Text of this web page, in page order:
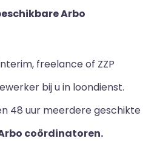
Arbo
freelance of ZZP
bij u in loondienst.
48 uur meerdere geschikte
coördinatoren.